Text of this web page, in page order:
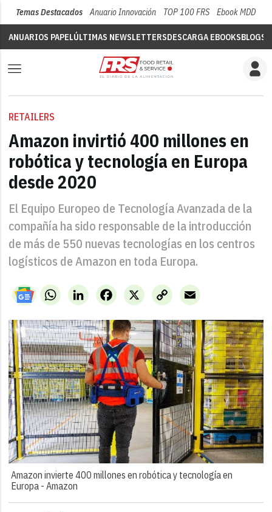
Temas Destacados Anuario Innovación TOP 100 FRS Ebook MDD
ANUARIOS PAPELÚLTIMAS NEWSLETTERSDESCARGA EBOOKSBLOGS
RETAILERS
Amazon invirtió 400 millones en
robótica y tecnología en Europa
desde 2020
El Equipo Europeo de Tecnología Avanzada de la
compañía ha sido responsable de la introducción
de más de 550 nuevas tecnologías en los centros
logísticos de Amazon en toda Europa.
WhatsAppLinkedIn X
Facebook
Copy
Link
Email
Amazon invierte 400 millones en robótica y tecnología en
Europa -Amazon